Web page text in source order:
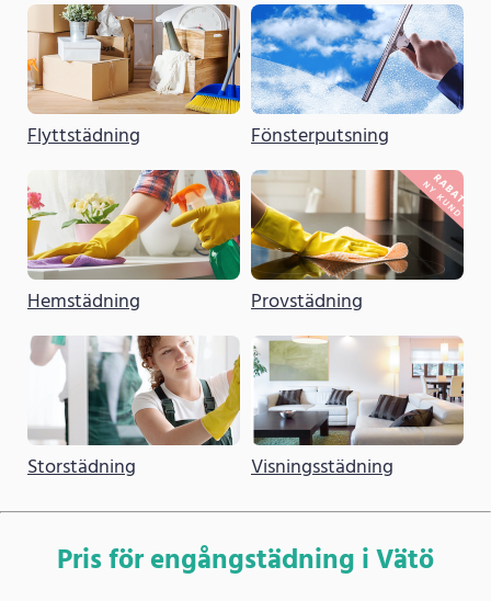
Flyttstädning Fönsterputsning
Hemstädning Provstädning
Storstädning Visningsstädning
Pris för engångstädning i Vätö